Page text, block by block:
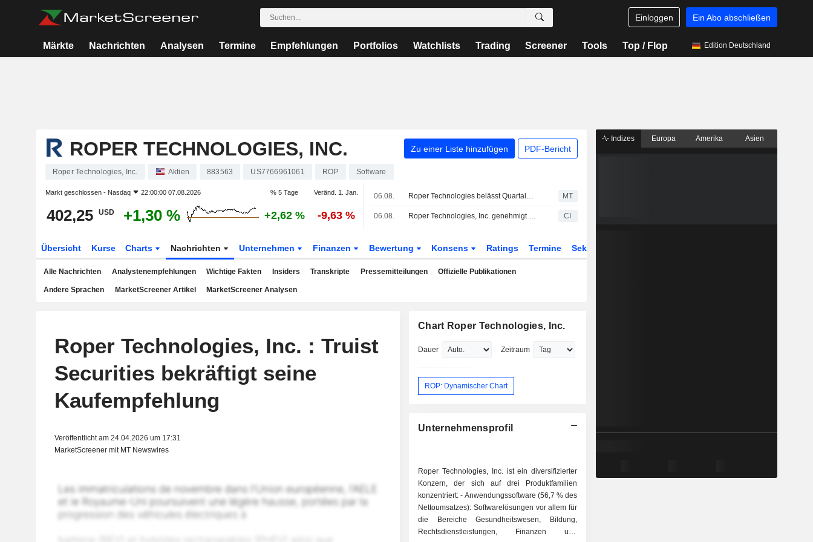
Einloggen Ein Abo abschließen
Märkte Nachrichten Analysen Termine Empfehlungen Portfolios Watchlists Trading Screener Tools Top / Flop Edition Deutschland
ROPER TECHNOLOGIES, INC. Zu einer Liste hinzufügen PDF-Bericht
Roper Technologies, Inc. Aktien 883563 US7766961061 ROP Software
Markt geschlossen - Nasdaq 22:00:00 07.08.2026 % 5 Tage Veränd. 1. Jan.
402,25 USD +1,30 % +2,62 % -9,63 %
06.08. Roper Technologies belässt Quartalsdividende bei 0,91 USD je Aktie, zahlbar am 21. Oktober an Aktionäre mit Stichtag 2. Oktober MT
06.08. Roper Technologies, Inc. genehmigt Quartalsdividende, zahlbar am 21. Oktober 2026 CI
Übersicht Kurse Charts Nachrichten Unternehmen Finanzen Bewertung Konsens Ratings Termine Sektor
Alle Nachrichten Analystenempfehlungen Wichtige Fakten Insiders Transkripte Pressemitteilungen Offizielle Publikationen
Andere Sprachen MarketScreener Artikel MarketScreener Analysen
Roper Technologies, Inc. : Truist
Securities bekräftigt seine
Kaufempfehlung
Veröffentlicht am 24.04.2026 um 17:31
MarketScreener mit MT Newswires
Chart Roper Technologies, Inc.
Dauer Zeitraum
ROP: Dynamischer Chart
Unternehmensprofil
Roper Technologies, Inc. ist ein diversifizierter
Konzern, der sich auf drei Produktfamilien
konzentriert: - Anwendungssoftware (56,7 % des
Nettoumsatzes): Softwarelösungen vor allem für
die Bereiche Gesundheitswesen, Bildung,
Rechtsdienstleistungen, Finanzen und
Indizes Europa Amerika Asien